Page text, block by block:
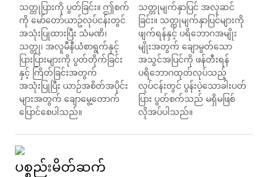
သတ္တုပြားကို ပွတ်ခြင်း။ ဤစက်
ကို မော်တော်ယာဥ်လုပ်ငန်းတွင်
အသုံးပြုထားပြီး သံမဏိ၊
သတ္တု၊ အလူမီနီယံစာရွက်နှင့်
ပြားပြားများကို ပွတ်တိုက်ခြင်း
နှင့် ကြိတ်ခြင်းအတွက်
အသုံးပြုပြီး ယာဉ်အစိတ်အပိုင်း
များအတွက် ချောမွေ့တောက်
ပြောင်စေပါသည်။
သတ္တုမျက်နှာပြင် အလှဆင်
ခြင်း။ သတ္တုမျက်နှာပြင်များကို
ဖျက်ရန်နှင့် ပရိဘောဂအမျိုး
မျိုးအတွက် ချောမွတ်သော
အသွင်အပြင်ကို ဖန်တီးရန်
ပရိဘောဂထုတ်လုပ်သည့်
လုပ်ငန်းတွင် ပွန်းပဲ့သောခါးပတ်
ပြား ပွတ်စက်သည် မရှိမဖြစ်
လိုအပ်ပါသည်။
ပစ္စည်းမိတ်ဆက်